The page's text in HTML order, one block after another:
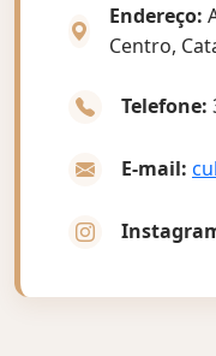
Endereço:
Centro,
Telefone:
E-mail: